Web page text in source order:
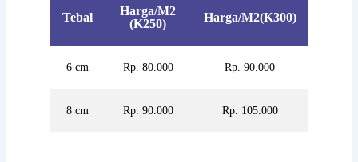
Tebal
Harga/M2
(K250)
Harga/M2(K300)
6 cm Rp. 80.000 Rp. 90.000
8 cm Rp. 90.000 Rp. 105.000